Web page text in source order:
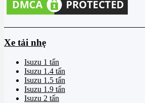
Xe tải nhẹ
Isuzu 1 tấn
Isuzu 1.4 tấn
Isuzu 1.5 tấn
Isuzu 1.9 tấn
Isuzu 2 tấn